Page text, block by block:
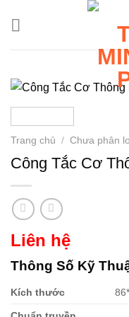
Trang chủ / Chưa phân
Công Tắc Cơ
Liên hệ
Thông Số Kỹ
Kích thước